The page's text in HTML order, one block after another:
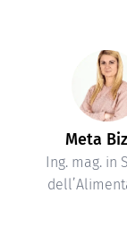
Meta
Ing. mag. in